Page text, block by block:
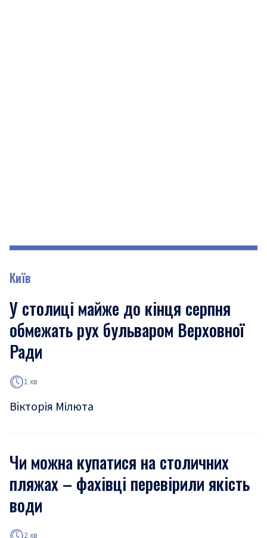
Київ
У столиці майже до кінця серпня
обмежать рух бульваром Верховної
Ради
1 хв
Вікторія Мілюта
Чи можна купатися на столичних
пляжах – фахівці перевірили якість
води
2 хв